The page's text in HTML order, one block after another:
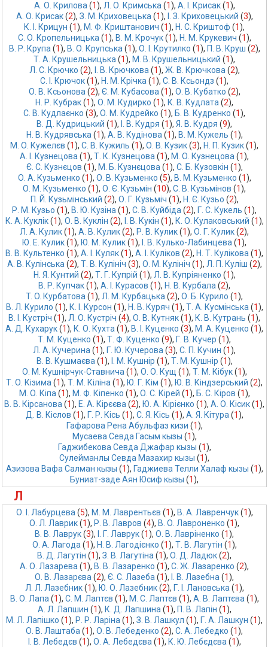
А. О. Крилова (1), Л. О. Кримська (1), А. І. Крисак (1),
А. О. Крисак (2), З. М. Криховецька (1), І. З. Криховецький (3),
К. І. Крицун (1), М. Ф. Криштанович (1), Н. С. Криштоф (1),
С. О. Кропельницька (1), В. М. Крочук (1), Н. M. Крукевич (1),
В. Р. Крупа (1), В. О. Крупська (1), О. І. Крутилко (1), П. В. Круш (2),
Т. А. Крушельницька (1), М. В. Крушельницький (1),
Л. С. Крючко (2), І. В. Крючкова (1), Ж. В. Крючкова (2),
С. І. Крючок (1), Н. М. Крічка (1), С. В. Ксьондз (1),
О. В. Ксьонова (2), Є. М. Кубасова (1), О. В. Кубатко (2),
Н. Р. Кубрак (1), О. М. Кудирко (1), К. В. Кудлата (2),
С. В. Кудлаєнко (3), О. М. Кудрейко (1), Б. В. Кудренко (1),
В. Д. Кудрицький (1), І. В. Кудря (1), Я. В. Кудря (9),
Н. В. Кудрявська (1), А. В. Кудінова (1), В. М. Кужель (1),
М. О. Кужелєв (1), С. В. Кужиль (1), О. В. Кузик (3), Н. П. Кузик (1),
А. І. Кузнецова (1), Т. К. Кузнецова (1), М. О. Кузнецова (1),
Є. С. Кузнєцов (1), М. Б. Кузнєцова (1), С. Б. Кузовкін (1),
О. А. Кузьменко (1), О. В. Кузьменко (5), В. М. Кузьменко (1),
О. М. Кузьменко (1), О. Є. Кузьмін (10), С. В. Кузьмінов (1),
П. Й. Кузьмінський (2), О. Г. Кузьміч (1), Н. Є. Кузьо (2),
Р. М. Кузьо (1), В. Ю. Кузіна (1), С. В. Куйбіда (2), Г. С. Кукель (1),
К. А. Куклік (1), О. В. Куклін (2), І. В. Кукін (1), К. О. Кулаковський (1),
Л. А. Кулик (1), А. В. Кулик (2), Р. В. Кулик (1), О. Г. Кулик (2),
Ю. Е. Кулик (1), Ю. М. Кулик (1), І. В. Кулько-Лабинцева (1),
В. В. Культенко (1), А. І. Куляк (1), А. І. Куліков (2), Н. Т. Кулікова (1),
А. В. Кулінська (2), Т. В. Кулініч (3), О. М. Кулініч (1), Л. П. Куліш (2),
Н. Я. Кунтий (2), Т. Г. Купрій (1), Л. В. Купріяненко (1),
В. Р. Купчак (1), А. І. Курасов (1), Н. В. Курбала (2),
T. O. Курбатова (1), Л. М. Курбацька (2), О. Б. Курило (1),
В. Л. Курило (1), К. І. Курсон (1), Н. В. Куряч (1), Т. А. Кусмінська (1),
В. І. Кустріч (1), Л. О. Кустріч (4), О. В. Кутняк (1), К. В. Кутрань (1),
А. Д. Кухарук (1), К. О. Кухта (1), В. І. Куценко (3), М. А. Куценко (1),
Т. М. Куценко (1), Т. Ф. Куценко (9), Г. В. Кучер (1),
Л. А. Кучерина (1), Г. Ю. Кучерова (3), С. П. Кучин (1),
В. В. Кушмаєва (1), І. М. Кушнір (1), Т. М. Кушнір (1),
О. М. Кушнірчук-Ставнича (1), О. О. Кущ (1), Т. М. Кібук (1),
Т. О. Кізима (1), Т. М. Кіліна (1), Ю. Г. Кім (1), Ю. В. Кіндзерський (2),
М. О. Кіпа (1), М. Ф. Кіпенко (1), О. С. Кірей (1), Б. С. Кіров (1),
В. В. Кірсанова (1), Е. А. Кірєєва (2), Ю. А. Кірієнко (1), А. О. Кісик (1),
Д. В. Кіслов (1), Г. Р. Кісь (1), С. Я. Кісь (1), А. Я. Кітура (1),
Гафарова Рена Абульфаз кизи (1),
Мусаева Севда Гасым кызы (1),
Гаджибекова Севда Джафар кызы (1),
Сулейманлы Севда Мазахир кызы (1),
Азизова Вафа Салман кызы (1), Гаджиева Телли Халаф кызы (1),
Буниат-заде Аян Юсиф кызы (1),
Л
О. І. Лабурцева (5), М. М. Лаврентьєв (1), В. А. Лавренчук (1),
О. Л. Лаврик (1), Р. В. Лавров (4), В. О. Лавроненко (1),
В. В. Лаврук (3), І. Г. Лаврук (1), О. В. Лавріненко (1),
О. А. Лагода (1), Н. В. Лагодієнко (1), Т. В. Лагутін (1),
В. Д. Лагутін (1), З. В. Лагутіна (1), О. Д. Ладюк (2),
А. О. Лазарева (1), В. В. Лазаренко (1), С. Ж. Лазаренко (2),
О. В. Лазарєва (2), Є. С. Лазеба (1), І. В. Лазебна (1),
Л. Л. Лазебник (1), Ю. О. Лазебник (2), Г. І. Лановська (1),
В. О. Лапа (1), С. М. Лаптєв (1), М. С. Лаптєв (1), А. В. Лаптєва (1),
А. Л. Лапшин (1), К. Д. Лапшина (1), П. В. Лапін (1),
М. Л. Лапішко (1), Р. Р. Ларіна (1), З. В. Лашкул (1), Г. А. Лашкун (1),
О. В. Лаштаба (1), О. В. Лебеденко (2), С. А. Лебедко (1),
І. В. Лебедєв (1), О. А. Лебедєва (1), К. Ю. Лебєдєва (1),